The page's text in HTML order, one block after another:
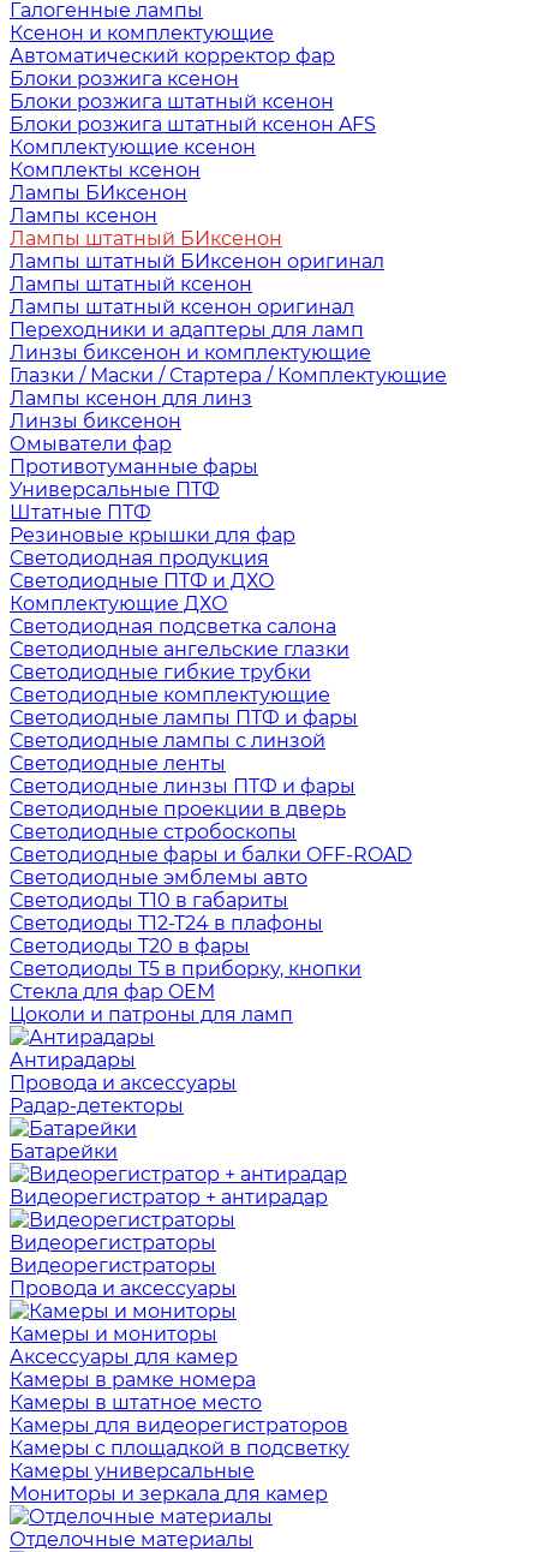
Галогенные лампы
Ксенон и комплектующие
Автоматический корректор фар
Блоки розжига ксенон
Блоки розжига штатный ксенон
Блоки розжига штатный ксенон AFS
Комплектующие ксенон
Комплекты ксенон
Лампы БИксенон
Лампы ксенон
Лампы штатный БИксенон
Лампы штатный БИксенон оригинал
Лампы штатный ксенон
Лампы штатный ксенон оригинал
Переходники и адаптеры для ламп
Линзы биксенон и комплектующие
Глазки / Маски / Стартера / Комплектующие
Лампы ксенон для линз
Линзы биксенон
Омыватели фар
Противотуманные фары
Универсальные ПТФ
Штатные ПТФ
Резиновые крышки для фар
Светодиодная продукция
Светодиодные ПТФ и ДХО
Комплектующие ДХО
Светодиодная подсветка салона
Светодиодные ангельские глазки
Светодиодные гибкие трубки
Светодиодные комплектующие
Светодиодные лампы ПТФ и фары
Светодиодные лампы с линзой
Светодиодные ленты
Светодиодные линзы ПТФ и фары
Светодиодные проекции в дверь
Светодиодные стробоскопы
Светодиодные фары и балки OFF-ROAD
Светодиодные эмблемы авто
Светодиоды T10 в габариты
Светодиоды T12-T24 в плафоны
Светодиоды T20 в фары
Светодиоды T5 в приборку, кнопки
Стекла для фар OEM
Цоколи и патроны для ламп
Антирадары
Провода и аксессуары
Радар-детекторы
Батарейки
Видеорегистратор + антирадар
Видеорегистраторы
Видеорегистраторы
Провода и аксессуары
Камеры и мониторы
Аксессуары для камер
Камеры в рамке номера
Камеры в штатное место
Камеры для видеорегистраторов
Камеры с площадкой в подсветку
Камеры универсальные
Мониторы и зеркала для камер
Отделочные материалы